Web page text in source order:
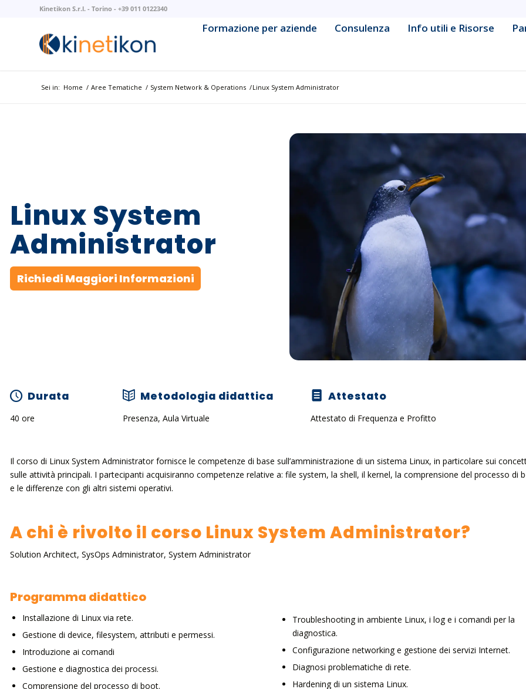
Kinetikon S.r.l. - Torino - +39 011 0122340
Formazione per aziende
AI Literacy & Strategy
Business & Collaboration Platform
Cloud Native & Container Management
Digital Marketing
Frontend & Web Application
Development
Governance & Compliance
Consulenza Info utili e Risorse
Sei in: Home / Aree Tematiche / System Network & Operations /Linux System Administrator
Linux System
Administrator
Richiedi Maggiori Informazioni
Durata
40 ore
Metodologia didattica
Presenza, Aula Virtuale
Attestato
Attestato di Frequenza e Profitto
Il corso di Linux System Administrator fornisce le competenze di base sull’amministrazione di un sistema Linux, in particolare sui
sulle attività principali. I partecipanti acquisiranno competenze relative a: file system, la shell, il kernel, la comprensione del processo di
e le differenze con gli altri sistemi operativi.
A chi è rivolto il corso Linux System Administrator?
Solution Architect, SysOps Administrator, System Administrator
Programma didattico
Installazione di Linux via rete.
Gestione di device, filesystem, attributi e permessi.
Introduzione ai comandi
Gestione e diagnostica dei processi.
Comprensione del processo di boot.
Troubleshooting in ambiente Linux, i log e i comandi per la
diagnostica.
Configurazione networking e gestione dei servizi Internet.
Diagnosi problematiche di rete.
Hardening di un sistema Linux.